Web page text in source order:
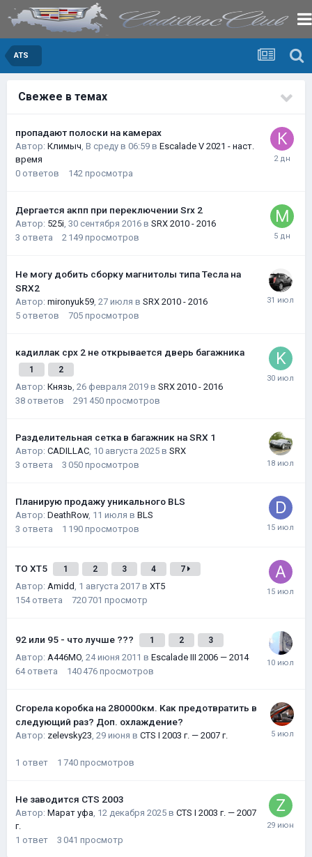
ATS
Свежее в темах
пропадают полоски на камерах
Автор: Климыч, В среду в 06:59 в Escalade V 2021 - наст.
время
0 ответов 142 просмотра
Дергается акпп при переключении Srx 2
Автор: 525i, 30 сентября 2016 в SRX 2010 - 2016
3 ответа 2 149 просмотров
Не могу добить сборку магнитолы типа Тесла на
SRX2
Автор: mironyuk59, 27 июля в SRX 2010 - 2016
5 ответов 705 просмотров
кадиллак срх 2 не открывается дверь багажника
1 2
Автор: Князь, 26 февраля 2019 в SRX 2010 - 2016
38 ответов 291 450 просмотров
Разделительная сетка в багажник на SRX 1
Автор: CADILLAC, 10 августа 2025 в SRX
3 ответа 3 050 просмотров
Планирую продажу уникального BLS
Автор: DeathRow, 11 июля в BLS
3 ответа 1 190 просмотров
ТО XT5 1 2 3 4 7
Автор: Amidd, 1 августа 2017 в XT5
154 ответа 720 701 просмотр
92 или 95 - что лучше ??? 1 2 3
Автор: A446MO, 24 июня 2011 в Escalade III 2006 — 2014
64 ответа 140 476 просмотров
Сгорела коробка на 280000км. Как предотвратить в
следующий раз? Доп. охлаждение?
Автор: zelevsky23, 29 июня в CTS I 2003 г. — 2007 г.
1 ответ 1 740 просмотров
Не заводится CTS 2003
Автор: Марат уфа, 12 декабря 2025 в CTS I 2003 г. — 2007
г.
1 ответ 3 041 просмотр